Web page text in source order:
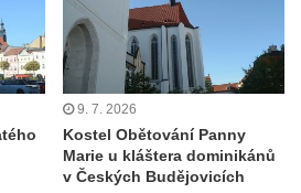
Panayiotise na
nad Ploučnicí
na hřbitově v
1. světové války v
v Benešově
9. 7. 2026
Kostel Obětování Panny
Marie u kláštera dominikánů
v Českých Budějovicích